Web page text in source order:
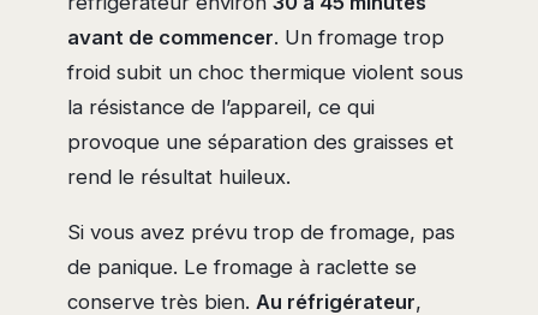
avant de commencer. Un fromage trop
froid subit un choc thermique violent sous
la résistance de l’appareil, ce qui
provoque une séparation des graisses et
rend le résultat huileux.
Si vous avez prévu trop de fromage, pas
de panique. Le fromage à raclette se
conserve très bien. Au réfrigérateur,